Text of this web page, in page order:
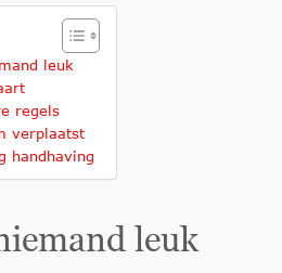
leuk
regels
verplaatst
handhaving
leuk